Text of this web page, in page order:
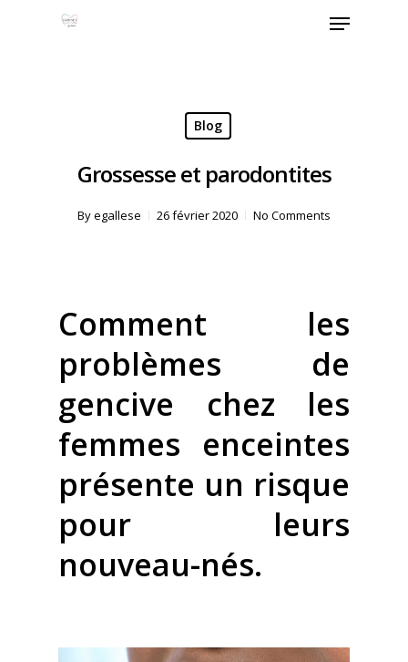
Menu
Blog
Grossesse et parodontites
Byegallese 26 février 2020 No Comments
Comment les
problèmes de
gencive chez les
femmes enceintes
présente un risque
pour leurs
nouveau-nés.